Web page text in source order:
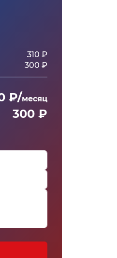
310 ₽
300 ₽
₽/месяц
300 ₽